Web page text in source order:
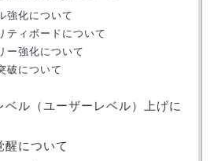
強化について
ティボードについて
ー強化について
破について
ベル（ユーザーレベル）上げに
醒について